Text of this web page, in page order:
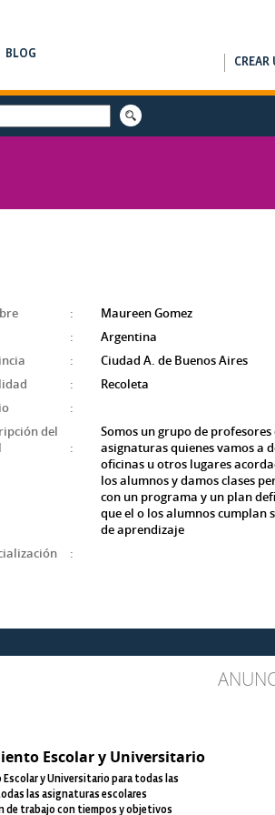
BLOG
CREAR
:
Maureen Gomez
:
Argentina
:
Ciudad A. de Buenos Aires
:
Recoleta
:
del
:
Somos un grupo de profesores
asignaturas quienes vamos a
oficinas u otros lugares
los alumnos y damos clases
con un programa y un plan
que el o los alumnos cumplan
de aprendizaje
:
Escolar y Universitario
Escolar y Universitario para todas las
las asignaturas escolares
de trabajo con tiempos y objetivos